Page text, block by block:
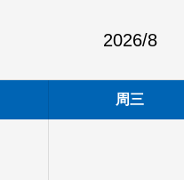
2026/8
周三